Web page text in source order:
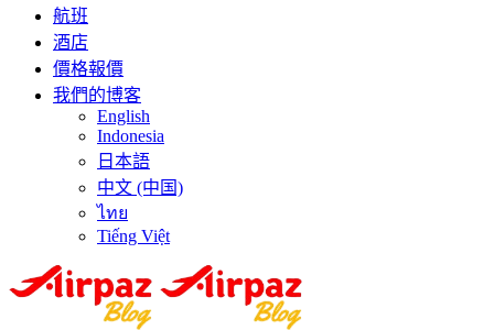
航班
酒店
價格報價
我們的博客
English
Indonesia
日本語
中文 (中国)
ไทย
Tiếng Việt